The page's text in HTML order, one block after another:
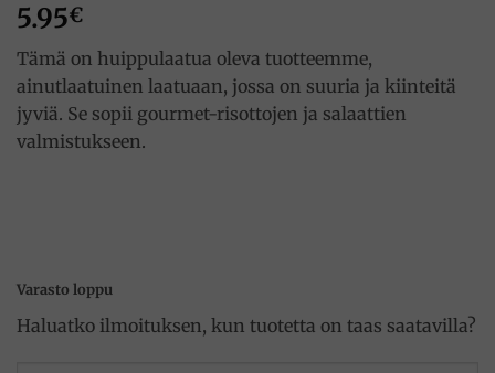
5.95€
Tämä on huippulaatua oleva tuotteemme,
ainutlaatuinen laatuaan, jossa on suuria ja kiinteitä
jyviä. Se sopii gourmet-risottojen ja salaattien
valmistukseen.
Varasto loppu
Haluatko ilmoituksen, kun tuotetta on taas saatavilla?